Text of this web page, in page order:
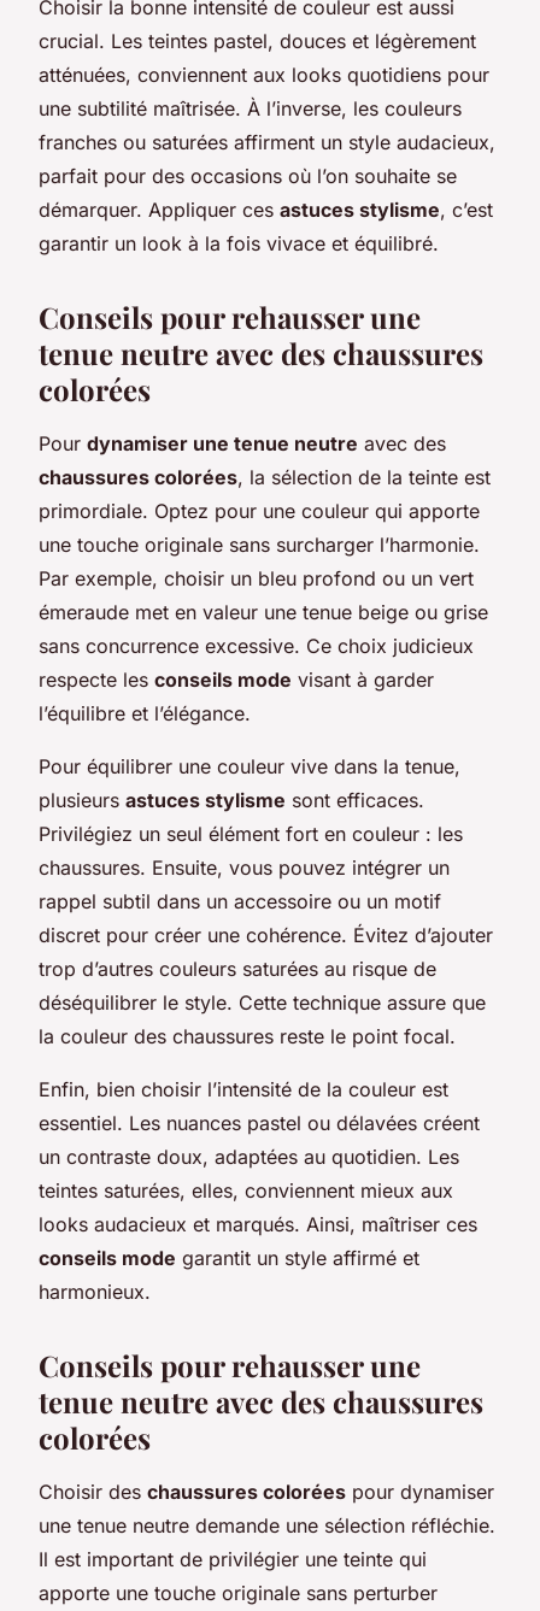
Choisir la bonne intensité de couleur est aussi
crucial. Les teintes pastel, douces et légèrement
atténuées, conviennent aux looks quotidiens pour
une subtilité maîtrisée. À l’inverse, les couleurs
franches ou saturées affirment un style audacieux,
parfait pour des occasions où l’on souhaite se
démarquer. Appliquer ces astuces stylisme, c’est
garantir un look à la fois vivace et équilibré.
Conseils pour rehausser une
tenue neutre avec des chaussures
colorées
Pour dynamiser une tenue neutre avec des
chaussures colorées, la sélection de la teinte est
primordiale. Optez pour une couleur qui apporte
une touche originale sans surcharger l’harmonie.
Par exemple, choisir un bleu profond ou un vert
émeraude met en valeur une tenue beige ou grise
sans concurrence excessive. Ce choix judicieux
respecte les conseils mode visant à garder
l’équilibre et l’élégance.
Pour équilibrer une couleur vive dans la tenue,
plusieurs astuces stylisme sont efficaces.
Privilégiez un seul élément fort en couleur : les
chaussures. Ensuite, vous pouvez intégrer un
rappel subtil dans un accessoire ou un motif
discret pour créer une cohérence. Évitez d’ajouter
trop d’autres couleurs saturées au risque de
déséquilibrer le style. Cette technique assure que
la couleur des chaussures reste le point focal.
Enfin, bien choisir l’intensité de la couleur est
essentiel. Les nuances pastel ou délavées créent
un contraste doux, adaptées au quotidien. Les
teintes saturées, elles, conviennent mieux aux
looks audacieux et marqués. Ainsi, maîtriser ces
conseils mode garantit un style affirmé et
harmonieux.
Conseils pour rehausser une
tenue neutre avec des chaussures
colorées
Choisir des chaussures colorées pour dynamiser
une tenue neutre demande une sélection réfléchie.
Il est important de privilégier une teinte qui
apporte une touche originale sans perturber